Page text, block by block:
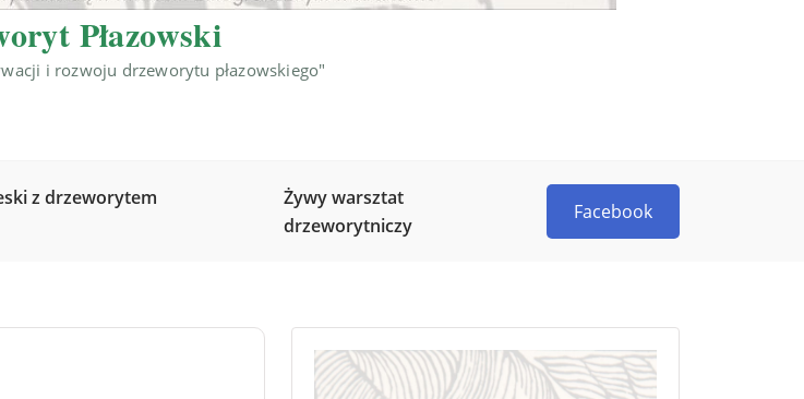
Płazowski
i rozwoju drzeworytu płazowskiego"
z drzeworytem
Żywy warsztat
drzeworytniczy
Facebook